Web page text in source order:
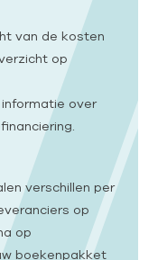
van de kosten
op
over
verschillen per
op
op
boekenpakket